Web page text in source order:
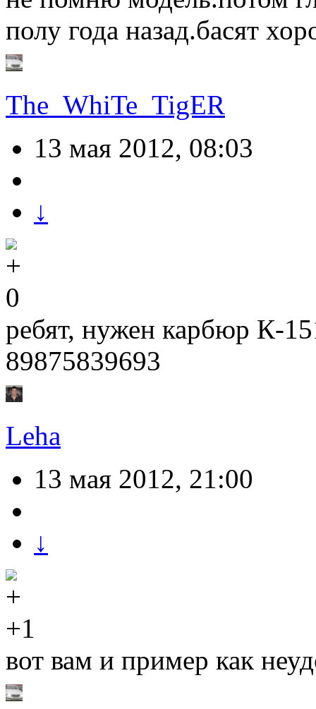
полу года назад.басят
The_WhiTe_TigER
13 мая 2012, 08:03
↓
0
ребят, нужен карбюр К-
89875839693
Leha
13 мая 2012, 21:00
↓
+1
вот вам и пример как